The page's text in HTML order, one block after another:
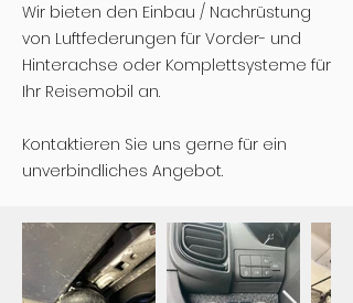
Wir bieten den Einbau / Nachrüstung
von Luftfederungen für Vorder- und
Hinterachse oder Komplettsysteme für
Ihr Reisemobil an.
Kontaktieren Sie uns gerne für ein
unverbindliches Angebot.